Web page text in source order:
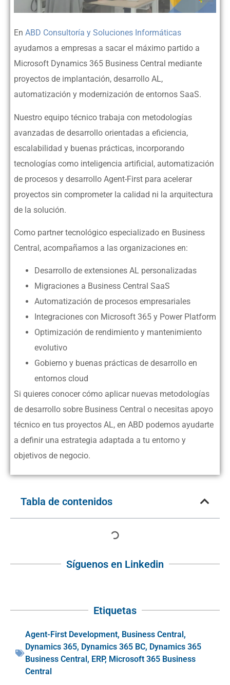
En ABD Consultoría y Soluciones Informáticas
ayudamos a empresas a sacar el máximo partido a
Microsoft Dynamics 365 Business Central mediante
proyectos de implantación, desarrollo AL,
automatización y modernización de entornos SaaS.
Nuestro equipo técnico trabaja con metodologías
avanzadas de desarrollo orientadas a eficiencia,
escalabilidad y buenas prácticas, incorporando
tecnologías como inteligencia artificial, automatización
de procesos y desarrollo Agent-First para acelerar
proyectos sin comprometer la calidad ni la arquitectura
de la solución.
Como partner tecnológico especializado en Business
Central, acompañamos a las organizaciones en:
Desarrollo de extensiones AL personalizadas
Migraciones a Business Central SaaS
Automatización de procesos empresariales
Integraciones con Microsoft 365 y Power Platform
Optimización de rendimiento y mantenimiento
evolutivo
Gobierno y buenas prácticas de desarrollo en
entornos cloud
Si quieres conocer cómo aplicar nuevas metodologías
de desarrollo sobre Business Central o necesitas apoyo
técnico en tus proyectos AL, en ABD podemos ayudarte
a definir una estrategia adaptada a tu entorno y
objetivos de negocio.
Tabla de contenidos
Síguenos en Linkedin
Etiquetas
Agent-First Development, Business Central,
Dynamics 365, Dynamics 365 BC, Dynamics 365
Business Central, ERP, Microsoft 365 Business
Central